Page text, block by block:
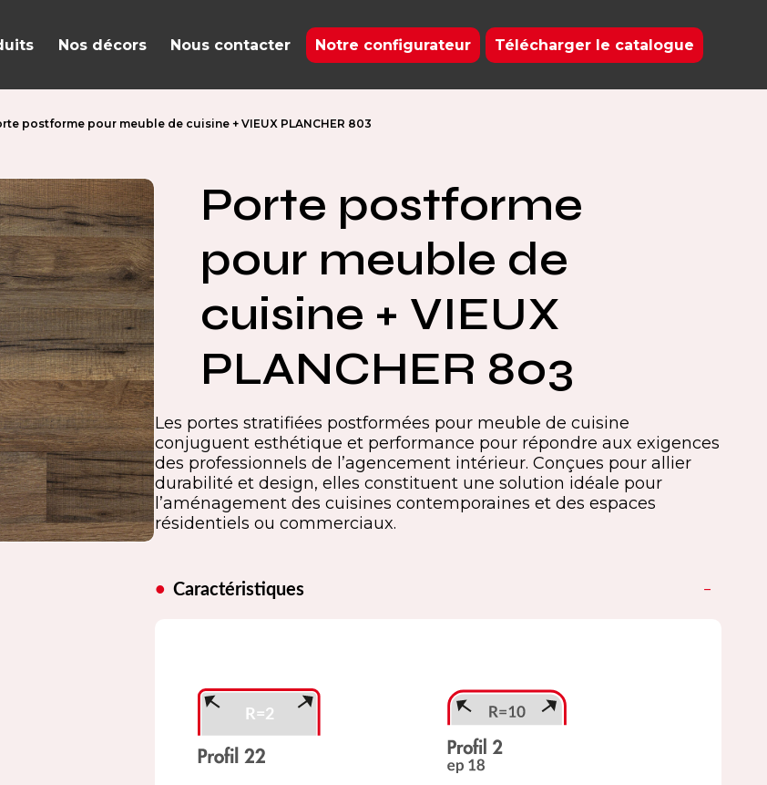
Nos décors Nous contacter Notre configurateur Télécharger le catalogue
postforme pour meuble de cuisine + VIEUX PLANCHER 803
Porte postforme
pour meuble de
cuisine + VIEUX
PLANCHER 803
Les portes stratifiées postformées pour meuble de cuisine
conjuguent esthétique et performance pour répondre aux exigences
des professionnels de l’agencement intérieur. Conçues pour allier
durabilité et design, elles constituent une solution idéale pour
l’aménagement des cuisines contemporaines et des espaces
résidentiels ou commerciaux.
Caractéristiques